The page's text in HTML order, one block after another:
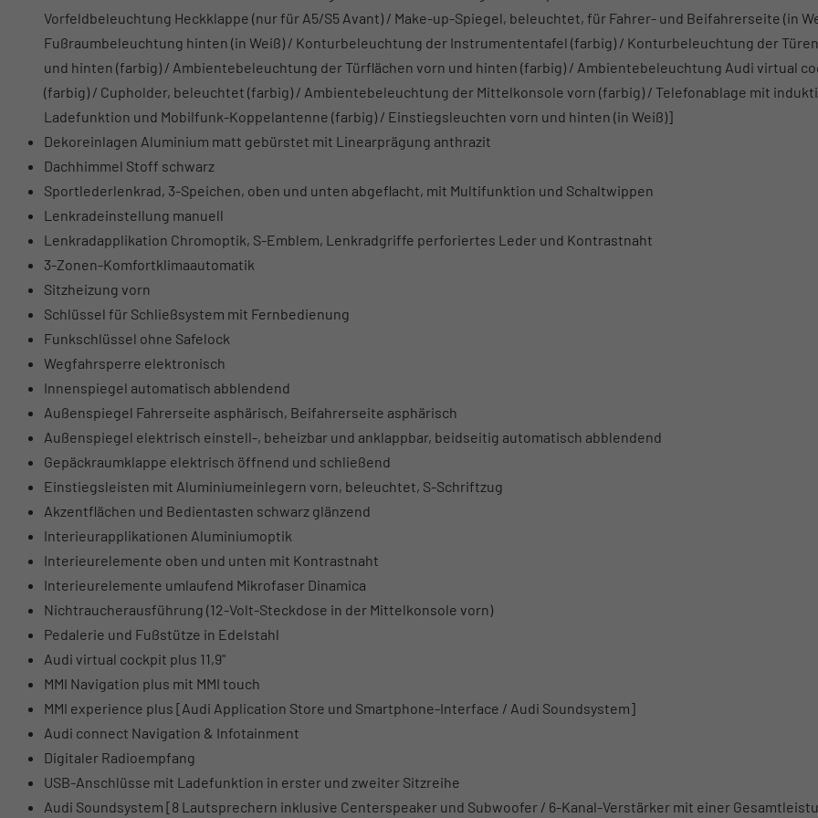
Vorfeldbeleuchtung Heckklappe (nur für A5/S5 Avant) / Make-up-Spiegel, beleuchtet, für Fahrer- und Beifahrerseite (in
Fußraumbeleuchtung hinten (in Weiß) / Konturbeleuchtung der Instrumententafel (farbig) / Konturbeleuchtung der
und hinten (farbig) / Ambientebeleuchtung der Türflächen vorn und hinten (farbig) / Ambientebeleuchtung Audi virtual
(farbig) / Cupholder, beleuchtet (farbig) / Ambientebeleuchtung der Mittelkonsole vorn (farbig) / Telefonablage mit
Ladefunktion und Mobilfunk-Koppelantenne (farbig) / Einstiegsleuchten vorn und hinten (in Weiß)]
Dekoreinlagen Aluminium matt gebürstet mit Linearprägung anthrazit
Dachhimmel Stoff schwarz
Sportlederlenkrad, 3-Speichen, oben und unten abgeflacht, mit Multifunktion und Schaltwippen
Lenkradeinstellung manuell
Lenkradapplikation Chromoptik, S-Emblem, Lenkradgriffe perforiertes Leder und Kontrastnaht
3-Zonen-Komfortklimaautomatik
Sitzheizung vorn
Schlüssel für Schließsystem mit Fernbedienung
Funkschlüssel ohne Safelock
Wegfahrsperre elektronisch
Innenspiegel automatisch abblendend
Außenspiegel Fahrerseite asphärisch, Beifahrerseite asphärisch
Außenspiegel elektrisch einstell-, beheizbar und anklappbar, beidseitig automatisch abblendend
Gepäckraumklappe elektrisch öffnend und schließend
Einstiegsleisten mit Aluminiumeinlegern vorn, beleuchtet, S-Schriftzug
Akzentflächen und Bedientasten schwarz glänzend
Interieurapplikationen Aluminiumoptik
Interieurelemente oben und unten mit Kontrastnaht
Interieurelemente umlaufend Mikrofaser Dinamica
Nichtraucherausführung (12-Volt-Steckdose in der Mittelkonsole vorn)
Pedalerie und Fußstütze in Edelstahl
Audi virtual cockpit plus 11,9"
MMI Navigation plus mit MMI touch
MMI experience plus [Audi Application Store und Smartphone-Interface / Audi Soundsystem]
Audi connect Navigation & Infotainment
Digitaler Radioempfang
USB-Anschlüsse mit Ladefunktion in erster und zweiter Sitzreihe
Audi Soundsystem [8 Lautsprechern inklusive Centerspeaker und Subwoofer / 6-Kanal-Verstärker mit einer